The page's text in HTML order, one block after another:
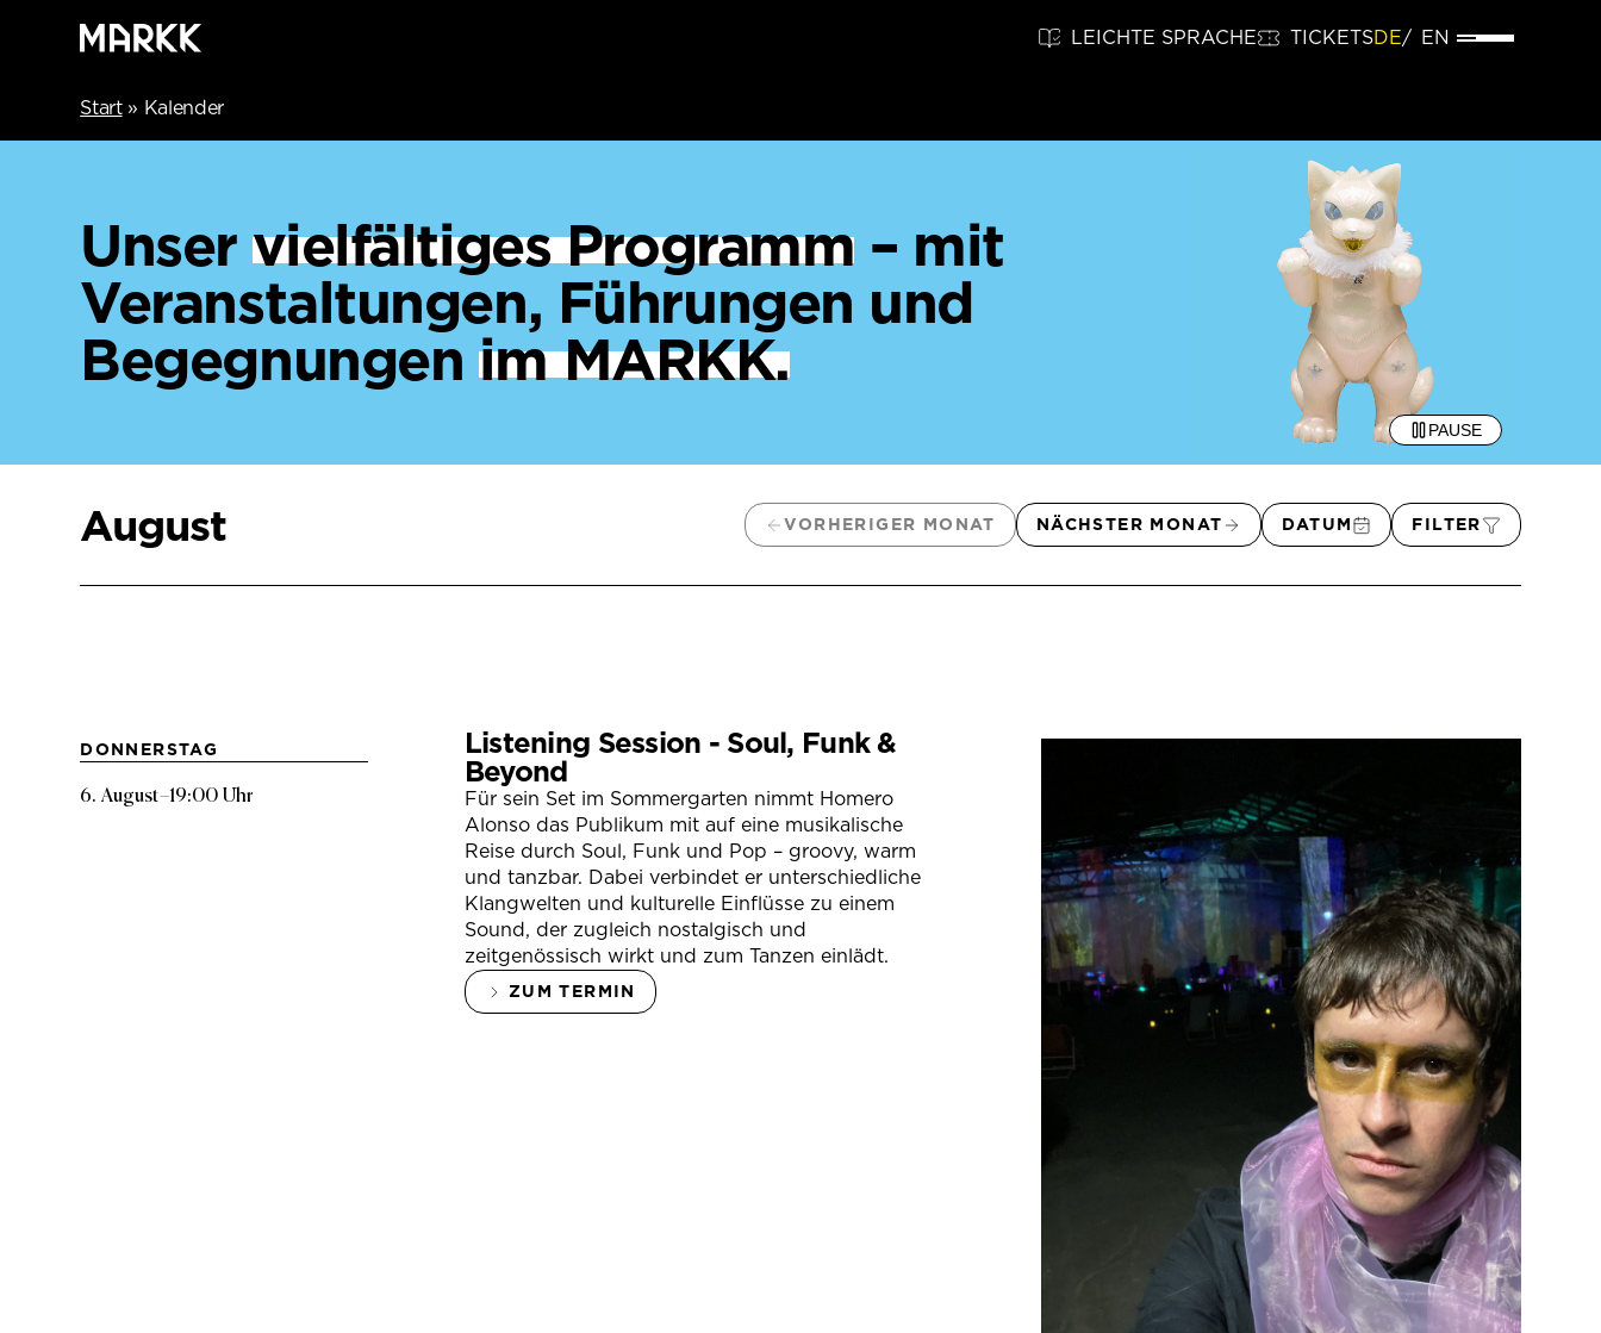
LEICHTE SPRACHE TICKETSDE EN
Start» Kalender
Unser vielfältiges Programm – mit
Veranstaltungen, Führungen und
Begegnungen im MARKK.
PAUSE
August VORHERIGER MONAT NÄCHSTER MONAT DATUM FILTER
DONNERSTAG
6. August–19:00 Uhr
Listening Session - Soul, Funk &
Beyond
Für sein Set im Sommergarten nimmt Homero
Alonso das Publikum mit auf eine musikalische
Reise durch Soul, Funk und Pop – groovy, warm
und tanzbar. Dabei verbindet er unterschiedliche
Klangwelten und kulturelle Einflüsse zu einem
Sound, der zugleich nostalgisch und
zeitgenössisch wirkt und zum Tanzen einlädt.
ZUM TERMIN